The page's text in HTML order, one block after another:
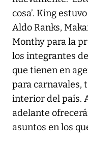
cosa’. King
Aldo Ranks,
Monthy para la
los integrantes
que tienen en
para carnavales,
interior del país.
adelante
asuntos en los